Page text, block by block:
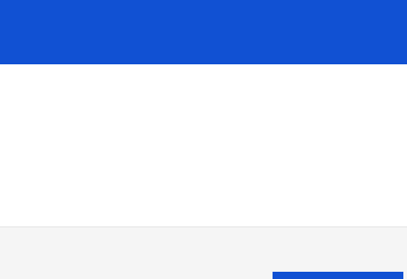
يوليو 30, 2026